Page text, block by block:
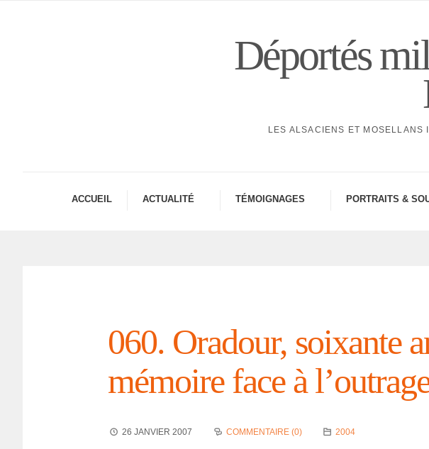
Déportés
LES ALSACIENS ET
ACCUEIL ACTUA­LITÉ TÉMOI­GNAGES PORTRAITS &
060. Oradour, soixante
mémoire face à
26 JANVIER 2007 COMMENTAIRE (0) 2004